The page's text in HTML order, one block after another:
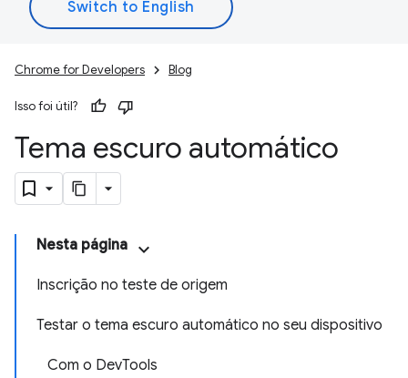
Chrome for Developers Blog
Isso foi útil?
Tema escuro automático
Nesta página
Inscrição no teste de origem
Testar o tema escuro automático no seu dispositivo
Com o DevTools